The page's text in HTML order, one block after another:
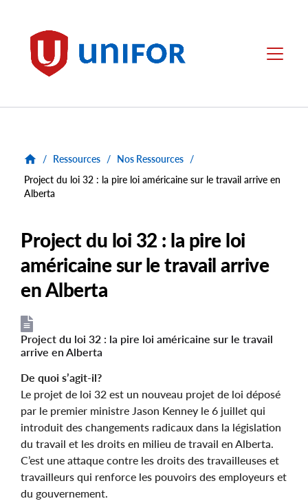
Unifor Menu
/ Ressources / Nos Ressources /
Project du loi 32 : la pire loi américaine sur le travail arrive en
Alberta
Project du loi 32 : la pire loi
américaine sur le travail arrive
en Alberta
File
File
Project du loi 32 : la pire loi américaine sur le travail
arrive en Alberta
De quoi s’agit-il?
Le projet de loi 32 est un nouveau projet de loi déposé
par le premier ministre Jason Kenney le 6 juillet qui
introduit des changements radicaux dans la législation
du travail et les droits en milieu de travail en Alberta.
C’est une attaque contre les droits des travailleuses et
travailleurs qui renforce les pouvoirs des employeurs et
du gouvernement.